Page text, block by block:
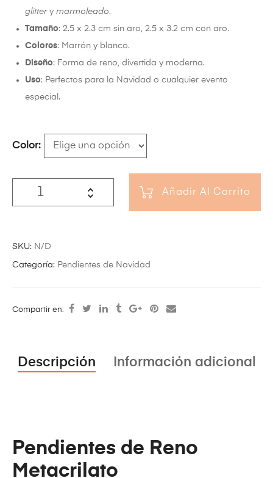
glittery marmoleado.
Tamaño: 2.5 x 2.3 cm sin aro, 2.5 x 3.2 cm con aro.
Colores: Marrón y blanco.
Diseño: Forma de reno, divertida y moderna.
Uso: Perfectos para la Navidad o cualquier evento
especial.
Color
Añadir Al Carrito
SKU: N/D
Categoría: Pendientes de Navidad
Compartir en:
Descripción Información adicional
Pendientes de Reno
Metacrilato